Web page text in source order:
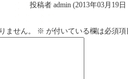
投稿者 admin (2013年03月19
ません。 ※ が付いている欄は必須項